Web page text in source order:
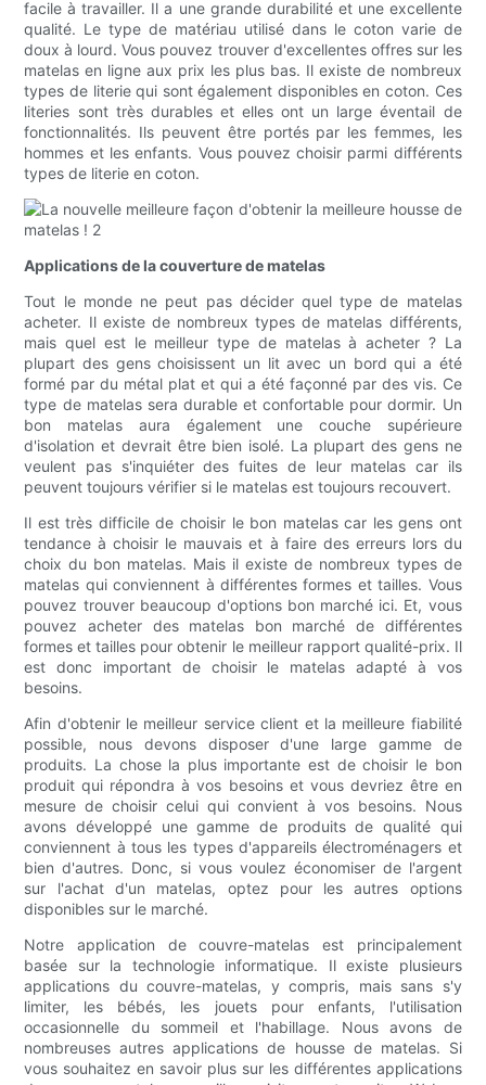
facile à travailler. Il a une grande durabilité et une excellente
qualité. Le type de matériau utilisé dans le coton varie de
doux à lourd. Vous pouvez trouver d'excellentes offres sur les
matelas en ligne aux prix les plus bas. Il existe de nombreux
types de literie qui sont également disponibles en coton. Ces
literies sont très durables et elles ont un large éventail de
fonctionnalités. Ils peuvent être portés par les femmes, les
hommes et les enfants. Vous pouvez choisir parmi différents
types de literie en coton.
Applications de la couverture de matelas
Tout le monde ne peut pas décider quel type de matelas
acheter. Il existe de nombreux types de matelas différents,
mais quel est le meilleur type de matelas à acheter ? La
plupart des gens choisissent un lit avec un bord qui a été
formé par du métal plat et qui a été façonné par des vis. Ce
type de matelas sera durable et confortable pour dormir. Un
bon matelas aura également une couche supérieure
d'isolation et devrait être bien isolé. La plupart des gens ne
veulent pas s'inquiéter des fuites de leur matelas car ils
peuvent toujours vérifier si le matelas est toujours recouvert.
Il est très difficile de choisir le bon matelas car les gens ont
tendance à choisir le mauvais et à faire des erreurs lors du
choix du bon matelas. Mais il existe de nombreux types de
matelas qui conviennent à différentes formes et tailles. Vous
pouvez trouver beaucoup d'options bon marché ici. Et, vous
pouvez acheter des matelas bon marché de différentes
formes et tailles pour obtenir le meilleur rapport qualité-prix. Il
est donc important de choisir le matelas adapté à vos
besoins.
Afin d'obtenir le meilleur service client et la meilleure fiabilité
possible, nous devons disposer d'une large gamme de
produits. La chose la plus importante est de choisir le bon
produit qui répondra à vos besoins et vous devriez être en
mesure de choisir celui qui convient à vos besoins. Nous
avons développé une gamme de produits de qualité qui
conviennent à tous les types d'appareils électroménagers et
bien d'autres. Donc, si vous voulez économiser de l'argent
sur l'achat d'un matelas, optez pour les autres options
disponibles sur le marché.
Notre application de couvre-matelas est principalement
basée sur la technologie informatique. Il existe plusieurs
applications du couvre-matelas, y compris, mais sans s'y
limiter, les bébés, les jouets pour enfants, l'utilisation
occasionnelle du sommeil et l'habillage. Nous avons de
nombreuses autres applications de housse de matelas. Si
vous souhaitez en savoir plus sur les différentes applications